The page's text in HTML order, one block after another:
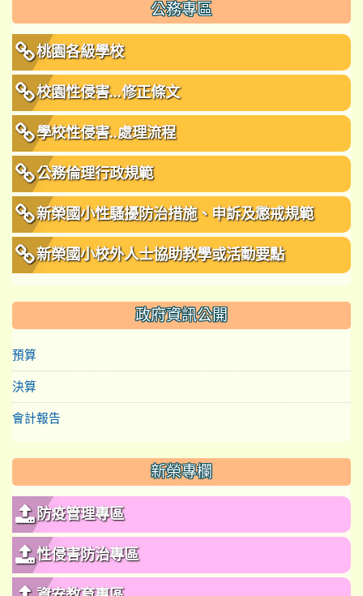
公務專區
桃園各級學校
校園性侵害...修正條文
學校性侵害..處理流程
公務倫理行政規範
新榮國小性騷擾防治措施、申訴及懲戒規範
新榮國小校外人士協助教學或活動要點
政府資訊公開
預算
決算
會計報告
新榮專欄
防疫管理專區
性侵害防治專區